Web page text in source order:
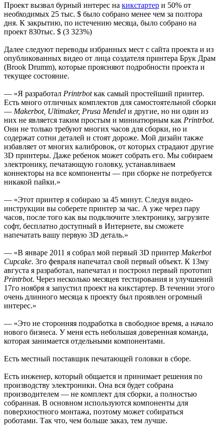
Проект вызвал бурный интерес на кикстартер и 50% от
необходимых 25 тыс. $ было собрано менее чем за полтора
дня. К закрытию, по истечению месяца, было собрано на
проект 830тыс. $ (3 323%)
Далее следуют переводы избранных мест с сайта проекта и из
опубликованных видео от лица создателя принтера Брук Драм
(Brook Drumm), которые проясняют подробности проекта и
текущее состояние.
— «Я разработал Printrbotкак самый простейший принтер.
Есть много отличных комплектов для самостоятельной сборки
— Makerbot, Ultimaker, Prusa Mendel и другие, но ни один из
них не является таким простым и миниатюрным как Printrbot.
Они не только требуют многих часов для сборки, но и
содержат сотни деталей и стоят дороже. Мой дизайн также
избавляет от многих калибровок, от которых страдают другие
3D принтеры. Даже ребенок может собрать его. Мы собираем
электронику, печатающую головку, устанавливаем
коннекторы на все компоненты — при сборке не потребуется
никакой пайки.»
— «Этот принтер я собираю за 45 минут. Следуя видео-
инструкции вы соберете принтер за час. А уже через пару
часов, после того как вы подключите электронику, загрузите
софт, бесплатно доступный в Интернете, вы сможете
напечатать вашу первую 3D деталь.»
— «В январе 2011 я собрал мой первый 3D принтер Makerbot
Cupcake. 3го февраля напечатал свой первый объект. К 13му
августа я разработал, напечатал и построил первый прототип
Printrbot. Через несколько месяцев тестирования и улучшений
17го ноября я запустил проект на кикстартер. В течении этого
очень длинного месяца к проекту был проявлен огромный
интерес.»
— «Это не сторонняя подработка в свободное время, а начало
нового бизнеса. У меня есть небольшая доверенная команда,
которая занимается отдельными компонентами.
Есть местный поставщик печатающей головки в сборе.
Есть инженер, который общается и принимает решения по
производству электроники. Она вся будет собрана
производителем — не комплект для сборки, а полностью
собранная. В основном используются компоненты для
поверхностного монтажа, поэтому может собираться
роботами. Так что, чем больше заказ, тем лучше.